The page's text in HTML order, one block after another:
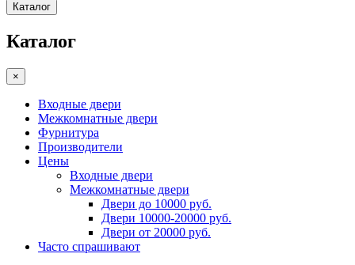
Каталог
Каталог
×
Входные двери
Межкомнатные двери
Фурнитура
Производители
Цены
Входные двери
Межкомнатные двери
Двери до 10000 руб.
Двери 10000-20000 руб.
Двери от 20000 руб.
Часто спрашивают